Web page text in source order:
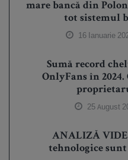
mare bancă din
tot sistemul
16 Ianuarie
Sumă record
OnlyFans în
25 August
ANALIZĂ
tehnologice